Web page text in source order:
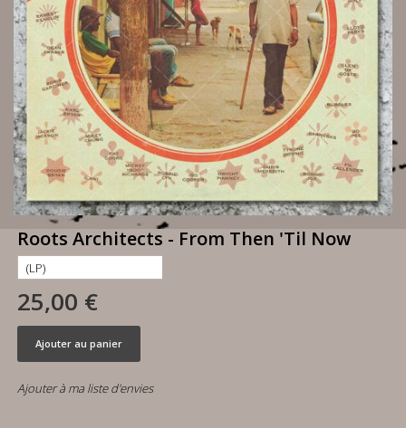
Roots Architects - From Then 'Til Now
25,00 €
Ajouter au panier
Ajouter à ma liste d'envies